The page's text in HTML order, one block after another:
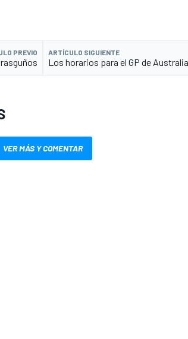
PREVIO ARTÍCULO SIGUIENTE
Los horarios para el GP de Australia
VER MÁS Y COMENTAR